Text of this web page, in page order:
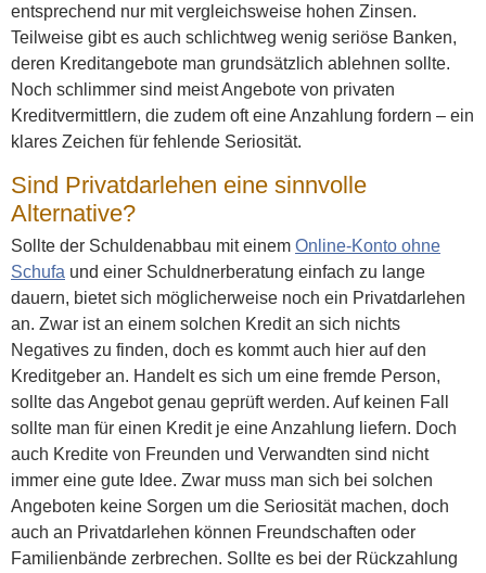
entsprechend nur mit vergleichsweise hohen Zinsen.
Teilweise gibt es auch schlichtweg wenig seriöse Banken,
deren Kreditangebote man grundsätzlich ablehnen sollte.
Noch schlimmer sind meist Angebote von privaten
Kreditvermittlern, die zudem oft eine Anzahlung fordern – ein
klares Zeichen für fehlende Seriosität.
Sind Privatdarlehen eine sinnvolle
Alternative?
Sollte der Schuldenabbau mit einem Online-Konto ohne
Schufa und einer Schuldnerberatung einfach zu lange
dauern, bietet sich möglicherweise noch ein Privatdarlehen
an. Zwar ist an einem solchen Kredit an sich nichts
Negatives zu finden, doch es kommt auch hier auf den
Kreditgeber an. Handelt es sich um eine fremde Person,
sollte das Angebot genau geprüft werden. Auf keinen Fall
sollte man für einen Kredit je eine Anzahlung liefern. Doch
auch Kredite von Freunden und Verwandten sind nicht
immer eine gute Idee. Zwar muss man sich bei solchen
Angeboten keine Sorgen um die Seriosität machen, doch
auch an Privatdarlehen können Freundschaften oder
Familienbände zerbrechen. Sollte es bei der Rückzahlung